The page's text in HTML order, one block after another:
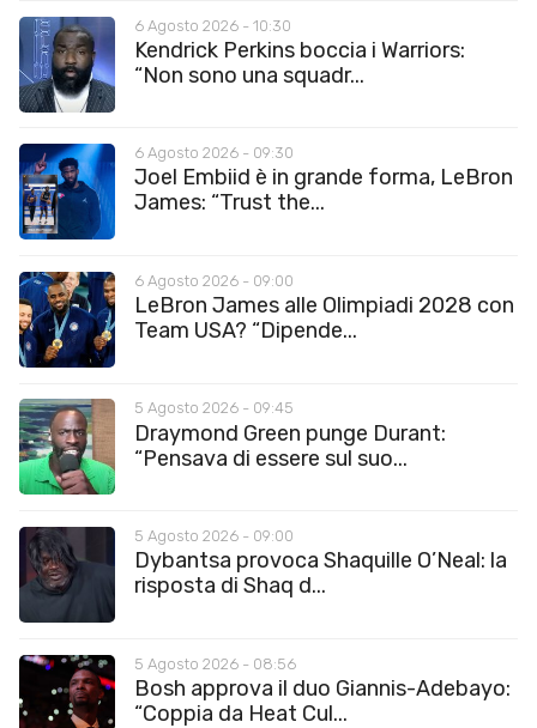
6 Agosto 2026 - 10:30
Kendrick Perkins boccia i Warriors:
“Non sono una squadr...
6 Agosto 2026 - 09:30
Joel Embiid è in grande forma, LeBron
James: “Trust the...
6 Agosto 2026 - 09:00
LeBron James alle Olimpiadi 2028 con
Team USA? “Dipende...
5 Agosto 2026 - 09:45
Draymond Green punge Durant:
“Pensava di essere sul suo...
5 Agosto 2026 - 09:00
Dybantsa provoca Shaquille O’Neal: la
risposta di Shaq d...
5 Agosto 2026 - 08:56
Bosh approva il duo Giannis-Adebayo:
“Coppia da Heat Cul...